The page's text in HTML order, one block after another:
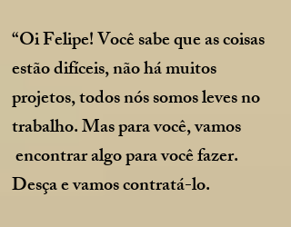
“Oi Felipe! Você sabe que as coisas
estão difíceis, não há muitos
projetos, todos nós somos leves no
trabalho. Mas para você, vamos
encontrar algo para você fazer.
Desça e vamos contratá-lo.